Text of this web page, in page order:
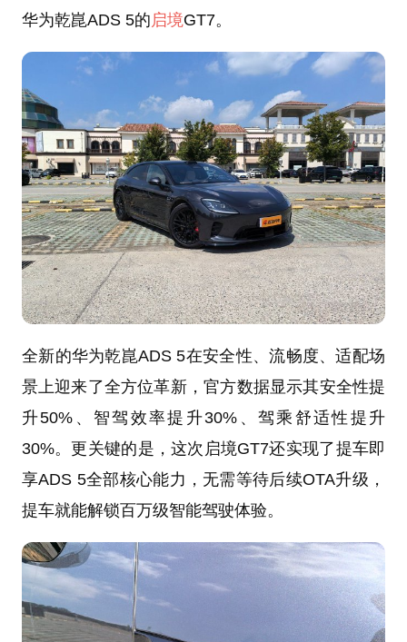
华为乾崑ADS 5的启境GT7。
全新的华为乾崑ADS 5在安全性、流畅度、适配场
景上迎来了全方位革新，官方数据显示其安全性提
升50%、智驾效率提升30%、驾乘舒适性提升
30%。更关键的是，这次启境GT7还实现了提车即
享ADS 5全部核心能力，无需等待后续OTA升级，
提车就能解锁百万级智能驾驶体验。